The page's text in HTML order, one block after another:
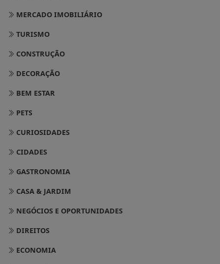
MERCADO IMOBILIÁRIO
TURISMO
CONSTRUÇÃO
DECORAÇÃO
BEM ESTAR
PETS
CURIOSIDADES
CIDADES
GASTRONOMIA
CASA & JARDIM
NEGÓCIOS E OPORTUNIDADES
DIREITOS
ECONOMIA